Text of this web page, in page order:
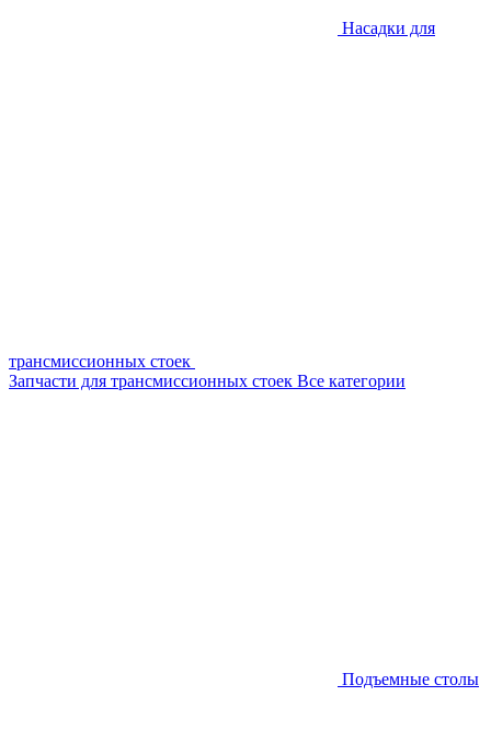
Насадки для
трансмиссионных стоек
Запчасти для трансмиссионных стоек Все категории
Подъемные столы